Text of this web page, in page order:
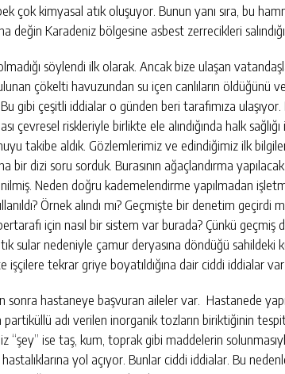
çok kimyasal atık oluşuyor. Bunun yanı sıra, bu
değin Karadeniz bölgesine asbest zerrecikleri
söylendi ilk olarak. Ancak bize ulaşan
çökelti havuzundan su içen canlıların öldüğünü
gibi çeşitli iddialar o günden beri tarafımıza ulaşıyor.
çevresel riskleriyle birlikte ele alındığında halk sağlığı
takibe aldık. Gözlemlerimiz ve edindiğimiz ilk
bir dizi soru sorduk. Burasının ağaçlandırma
Neden doğru kademelendirme yapılmadan
Örnek alındı mı? Geçmişte bir denetim geçirdi
için nasıl bir sistem var burada? Çünkü geçmiş
sular nedeniyle çamur deryasına döndüğü
işçilere tekrar griye boyatıldığına dair ciddi iddialar var.
sonra hastaneye başvuran aileler var. Hastanede
partiküllü adı verilen inorganik tozların biriktiğinin
“şey” ise taş, kum, toprak gibi maddelerin
yol açıyor. Bunlar ciddi iddialar. Bu
GÜNLÜK HABER AKIŞI
SAĞLIK HIZMETLERI
YATIRILDI
GELDİ